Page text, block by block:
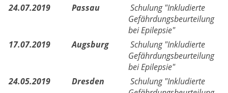
24.07.2019
Passau
Schulung "Inkludierte
Gefährdungsbeurteilung
bei Epilepsie"
17.07.2019
Augsburg
Schulung "Inkludierte
Gefährdungsbeurteilung
bei Epilepsie"
24.05.2019
Dresden
Schulung "Inkludierte